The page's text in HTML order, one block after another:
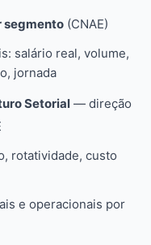
segmento (CNAE)
salário real, volume,
jornada
Setorial — direção
rotatividade, custo
e operacionais por